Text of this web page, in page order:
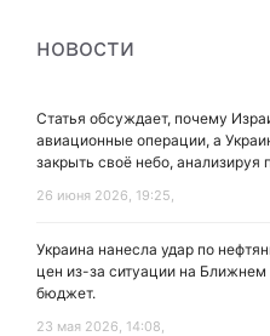
новости
Статья обсуждает, почему
авиационные операции, а
закрыть своё небо, анализируя
26 июня 2026, 19:25,
Украина нанесла удар по
цен из-за ситуации на Ближнем
бюджет.
23 мая 2026, 14:08,